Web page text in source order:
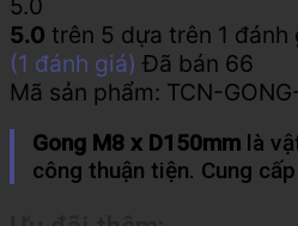
5.0 trên 5 dựa trên 1 đánh
(1 đánh giá) Đã bán 66
Mã sản phẩm: TCN-
Gong M8 x D150mm là
công thuận tiện. Cung